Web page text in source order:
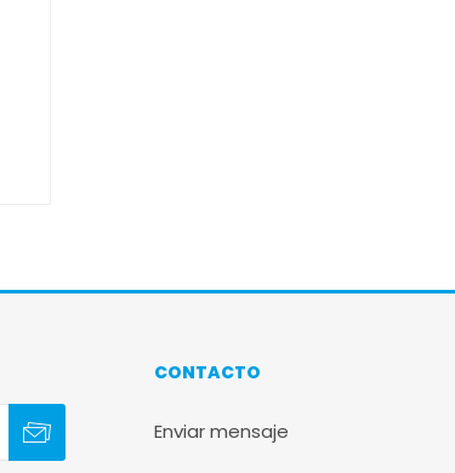
CONTACTO
Enviar mensaje